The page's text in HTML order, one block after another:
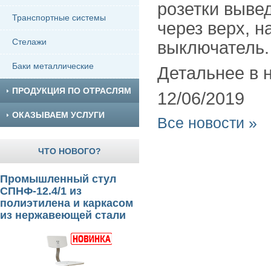
Транспортные системы
Стелажи
Баки металлические
ПРОДУКЦИЯ ПО ОТРАСЛЯМ
ОКАЗЫВАЕМ УСЛУГИ
ЧТО НОВОГО?
Промышленный стул
СПНФ-12.4/1 из
полиэтилена и каркасом
из нержавеющей стали
розетки
через верх,
Детальнее в
12/06/2019
Все новости »